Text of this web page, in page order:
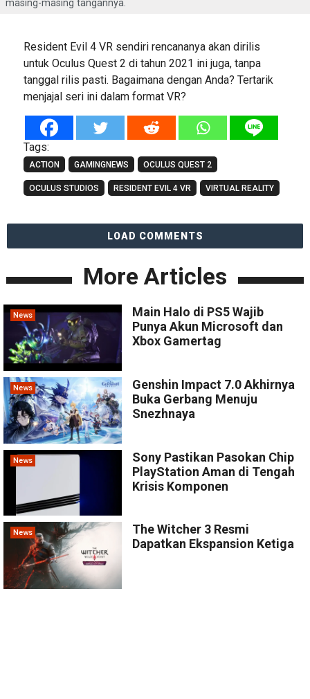
masing-masing tangannya.
Resident Evil 4 VR sendiri rencananya akan dirilis
untuk Oculus Quest 2 di tahun 2021 ini juga, tanpa
tanggal rilis pasti. Bagaimana dengan Anda? Tertarik
menjajal seri ini dalam format VR?
Tags:
ACTION GAMINGNEWS OCULUS QUEST 2
OCULUS STUDIOS RESIDENT EVIL 4 VR VIRTUAL REALITY
LOAD COMMENTS
More Articles
News
Main Halo di PS5 Wajib
Punya Akun Microsoft dan
Xbox Gamertag
News
Genshin Impact 7.0 Akhirnya
Buka Gerbang Menuju
Snezhnaya
News
Sony Pastikan Pasokan Chip
PlayStation Aman di Tengah
Krisis Komponen
News
The Witcher 3 Resmi
Dapatkan Ekspansion Ketiga